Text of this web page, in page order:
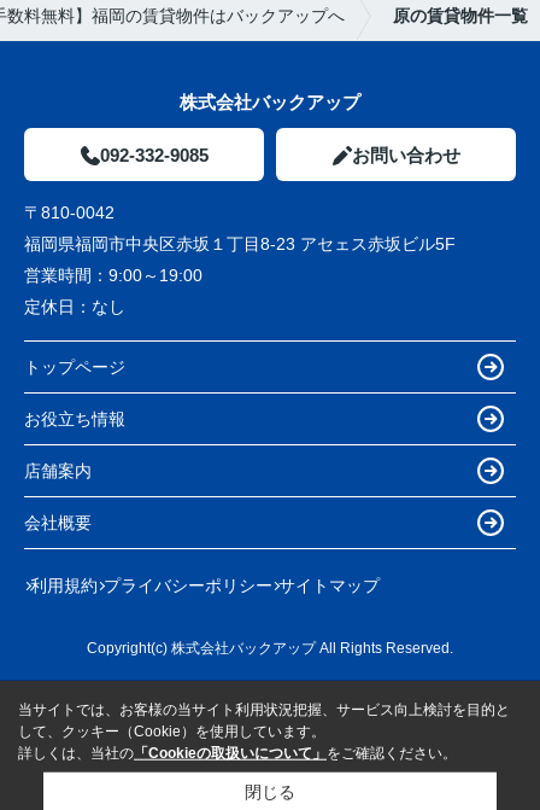
数料無料】福岡の賃貸物件はバックアップへ 原の賃貸物件一覧
株式会社バックアップ
092-332-9085 お問い合わせ
〒810-0042
福岡県福岡市中央区赤坂１丁目8-23 アセェス赤坂ビル5F
営業時間： 9:00～19:00
定休日： なし
トップページ
お役立ち情報
店舗案内
会社概要
利用規約 プライバシーポリシー サイトマップ
Copyright(c) 株式会社バックアップ All Rights Reserved.
当サイトでは、お客様の当サイト利用状況把握、サービス向上検討を目的と
して、クッキー（Cookie）を使用しています。
詳しくは、当社の 「Cookieの取扱いについて」 をご確認ください。
閉じる